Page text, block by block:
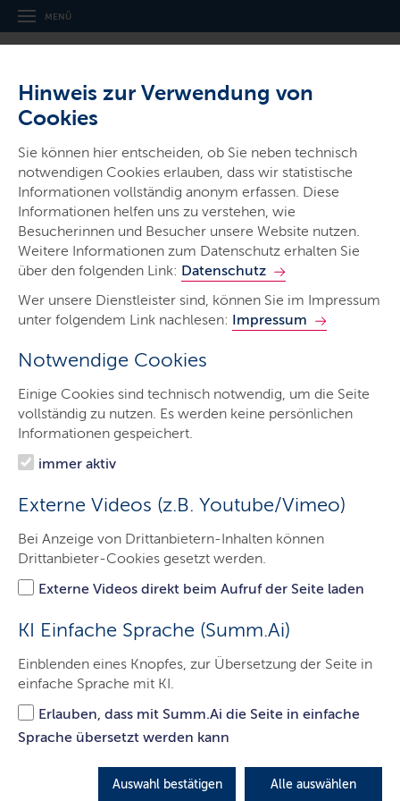
Hinweis zur Verwendung von
Cookies
Sie können hier entscheiden, ob Sie neben technisch
notwendigen Cookies erlauben, dass wir statistische
Informationen vollständig anonym erfassen. Diese
Informationen helfen uns zu verstehen, wie
Besucherinnen und Besucher unsere Website nutzen.
Weitere Informationen zum Datenschutz erhalten Sie
über den folgenden Link: Datenschutz
Wer unsere Dienstleister sind, können Sie im Impressum
unter folgendem Link nachlesen: Impressum
Notwendige Cookies
Einige Cookies sind technisch notwendig, um die Seite
vollständig zu nutzen. Es werden keine persönlichen
Informationen gespeichert.
immer aktiv
Externe Videos (z.B. Youtube/Vimeo)
Bei Anzeige von Drittanbietern-Inhalten können
Drittanbieter-Cookies gesetzt werden.
Externe Videos direkt beim Aufruf der Seite laden
KI Einfache Sprache (Summ.Ai)
Einblenden eines Knopfes, zur Übersetzung der Seite in
einfache Sprache mit KI.
Erlauben, dass mit Summ.Ai die Seite in einfache
Sprache übersetzt werden kann
Auswahl bestätigen Alle auswählen
MENÜ
Bildungszentrum für Natur,
Umwelt und ländliche
Räume des Landes
Schleswig-Holstein
Ministerien & Behörden
Start
Veranstaltungen
Unsere Projekte
Über uns
Service
Kontakt
Fehler: Zu den angegebenen Parametern konnten keine
« zur Veranstaltungsübersicht
Die Verantwortung für die sachliche Richtigkeit der
Angaben liegt bei den Veranstaltern.